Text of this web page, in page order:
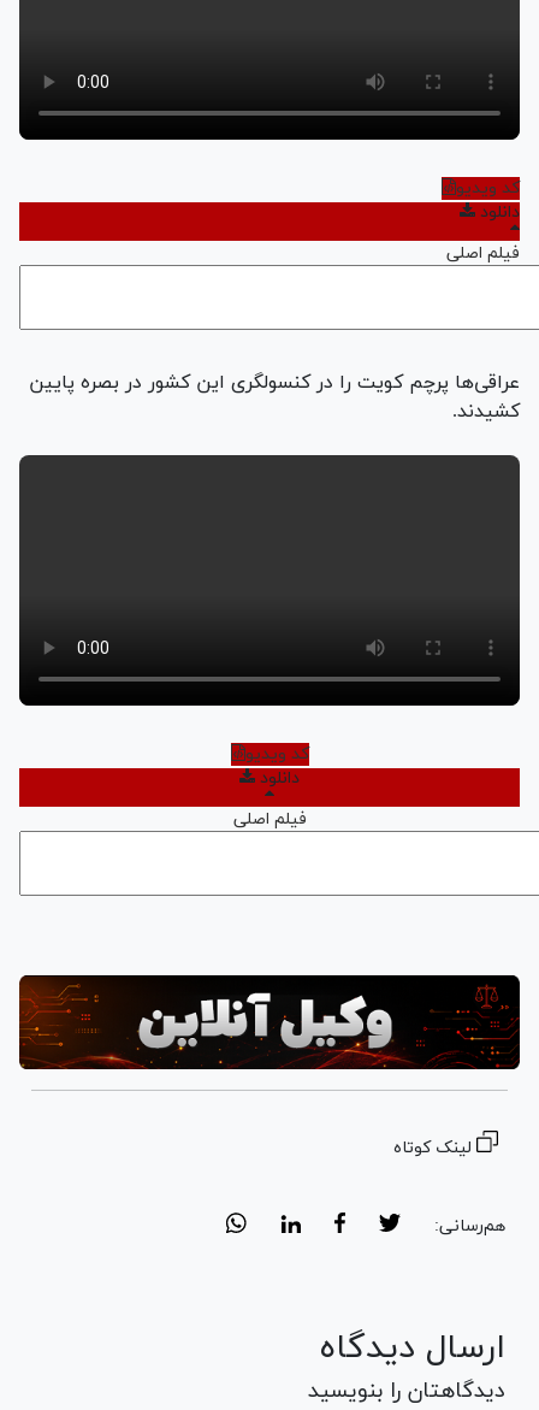
کد ویدیو
دانلود
فیلم اصلی
عراقی‌ها پرچم کویت را در کنسولگری این کشور در بصره پایین
کشیدند.
کد ویدیو
دانلود
فیلم اصلی
لینک کوتاه
هم‌رسانی:
ارسال دیدگاه
دیدگاهتان را بنویسید